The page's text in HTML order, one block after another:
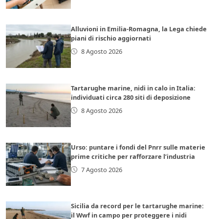
Alluvioni in Emilia-Romagna, la Lega chiede
piani di rischio aggiornati
8 Agosto 2026
Tartarughe marine, nidi in calo in Italia:
individuati circa 280 siti di deposizione
8 Agosto 2026
Urso: puntare i fondi del Pnrr sulle materie
prime critiche per rafforzare l’industria
7 Agosto 2026
Sicilia da record per le tartarughe marine:
il Wwf in campo per proteggere i nidi